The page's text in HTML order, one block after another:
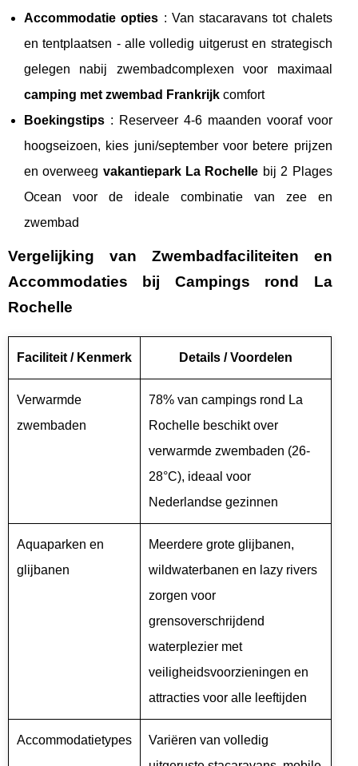
Accommodatie opties : Van stacaravans tot chalets
en tentplaatsen - alle volledig uitgerust en strategisch
gelegen nabij zwembadcomplexen voor maximaal
camping met zwembad Frankrijk comfort
Boekingstips : Reserveer 4-6 maanden vooraf voor
hoogseizoen, kies juni/september voor betere prijzen
en overweeg vakantiepark La Rochelle bij 2 Plages
Ocean voor de ideale combinatie van zee en
zwembad
Vergelijking van Zwembadfaciliteiten en
Accommodaties bij Campings rond La
Rochelle
Faciliteit / Kenmerk Details / Voordelen
Verwarmde
zwembaden
78% van campings rond La
Rochelle beschikt over
verwarmde zwembaden (26-
28°C), ideaal voor
Nederlandse gezinnen
Aquaparken en
glijbanen
Meerdere grote glijbanen,
wildwaterbanen en lazy rivers
zorgen voor
grensoverschrijdend
waterplezier met
veiligheidsvoorzieningen en
attracties voor alle leeftijden
Accommodatietypes
Variëren van volledig